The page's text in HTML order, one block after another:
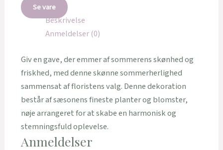
Se vare
Beskrivelse
Anmeldelser (0)
Giv en gave, der emmer af sommerens skønhed og
friskhed, med denne skønne sommerherlighed
sammensat af floristens valg. Denne dekoration
består af sæsonens fineste planter og blomster,
nøje arrangeret for at skabe en harmonisk og
stemningsfuld oplevelse.
Anmeldelser